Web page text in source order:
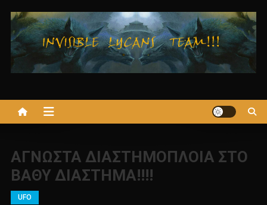
στο
περιεχόμενο
ΑΓΝΩΣΤΑ ΔΙΑΣΤΗΜΟΠΛΟΙΑ ΣΤΟ
ΒΑΘΥ ΔΙΑΣΤΗΜΑ!!!!
UFO